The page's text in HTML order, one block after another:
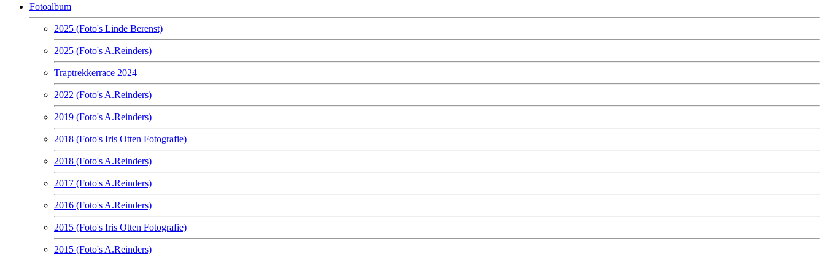
Fotoalbum
2025 (Foto's Linde Berenst)
2025 (Foto's A.Reinders)
Traptrekkerrace 2024
2022 (Foto's A.Reinders)
2019 (Foto's A.Reinders)
2018 (Foto's Iris Otten Fotografie)
2018 (Foto's A.Reinders)
2017 (Foto's A.Reinders)
2016 (Foto's A.Reinders)
2015 (Foto's Iris Otten Fotografie)
2015 (Foto's A.Reinders)